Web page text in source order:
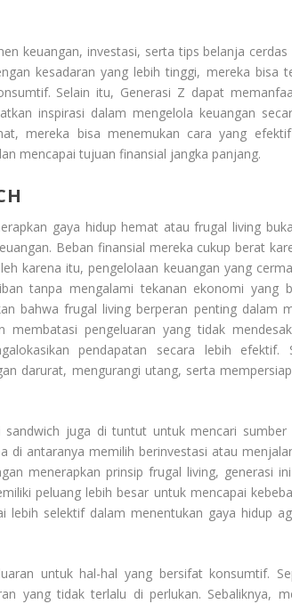
keuangan, investasi, serta tips belanja
kesadaran yang lebih tinggi, mereka bisa
Selain itu, Generasi Z dapat
inspirasi dalam mengelola keuangan
mereka bisa menemukan cara yang
mencapai tujuan finansial jangka panjang.
gaya hidup hemat atau frugal living
Beban finansial mereka cukup berat
karena itu, pengelolaan keuangan yang
tanpa mengalami tekanan ekonomi yang
bahwa frugal living berperan penting dalam
membatasi pengeluaran yang tidak
pendapatan secara lebih
darurat, mengurangi utang, serta
sandwich juga di tuntut untuk mencari
di antaranya memilih berinvestasi atau
menerapkan prinsip frugal living, generasi
peluang lebih besar untuk mencapai
lebih selektif dalam menentukan gaya hidup
untuk hal-hal yang bersifat konsumtif.
yang tidak terlalu di perlukan. Sebaliknya,